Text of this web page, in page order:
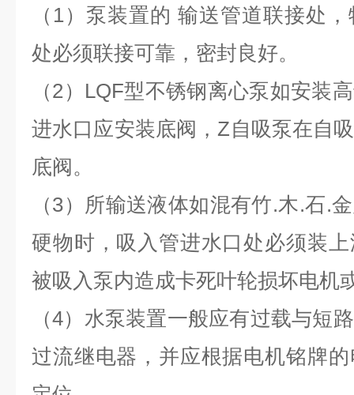
（1）泵装置的 输送管道联接处
处必须联接可靠，密封良好。
（2）LQF型不锈钢离心泵如安装
进水口应安装底阀，Z自吸泵在自
底阀。
（3）所输送液体如混有竹.木.石.
硬物时，吸入管进水口处必须装
被吸入泵内造成卡死叶轮损坏电机
（4）水泵装置一般应有过载与短
过流继电器，并应根据电机铭牌